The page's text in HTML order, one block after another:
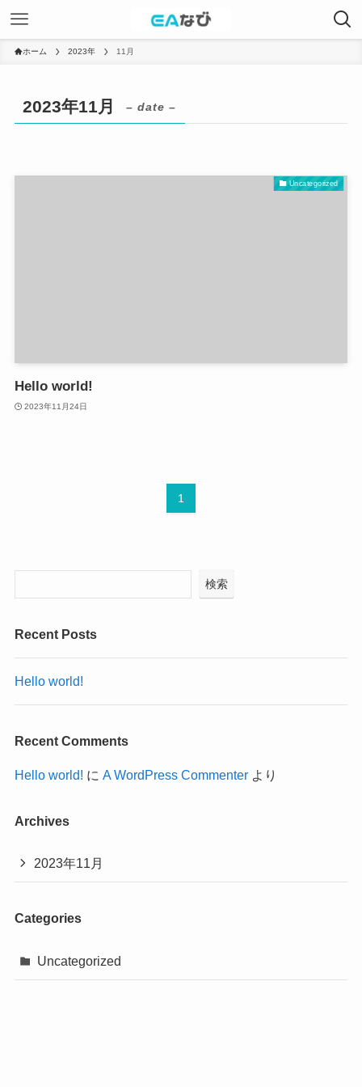
ホーム 2023年 11月
2023年11月 – date –
Uncategorized
Hello world!
2023年11月24日
1
検索
Recent Posts
Hello world!
Recent Comments
Hello world! に A WordPress Commenterより
Archives
2023年11月
Categories
Uncategorized